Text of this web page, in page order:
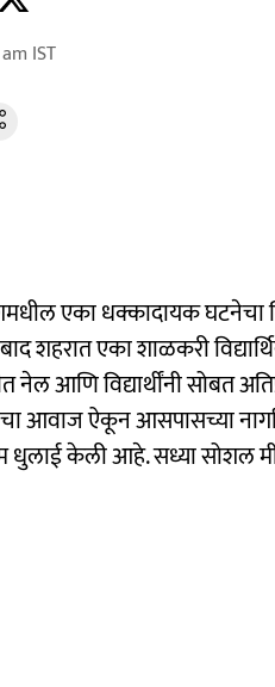
IST
एका धक्कादायक घटनेचा
शहरात एका शाळकरी
आणि विद्यार्थींनी सोबत
आवाज ऐकून आसपासच्या
धुलाई केली आहे. सध्या सोशल